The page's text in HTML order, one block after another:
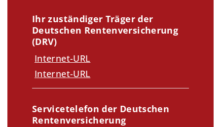
Ihr zuständiger Träger der
Deutschen Rentenversicherung
(DRV)
Internet-URL
Internet-URL
Servicetelefon der Deutschen
Rentenversicherung